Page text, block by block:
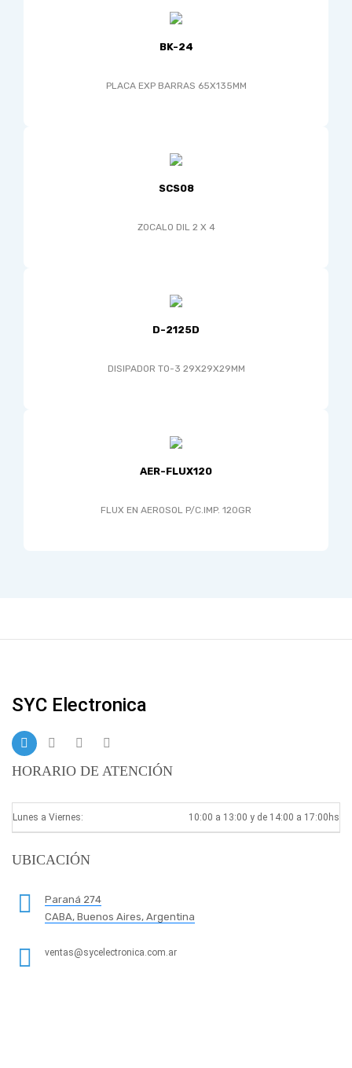
BK-24
PLACA EXP BARRAS 65X135MM
SCS08
ZOCALO DIL 2 X 4
D-2125D
DISIPADOR TO-3 29X29X29MM
AER-FLUX120
FLUX EN AEROSOL P/C.IMP. 120GR
SYC Electronica
HORARIO DE ATENCIÓN
Lunes a Viernes: 10:00 a 13:00 y de 14:00 a 17:00hs
UBICACIÓN
Paraná 274
CABA, Buenos Aires, Argentina
ventas@sycelectronica.com.ar